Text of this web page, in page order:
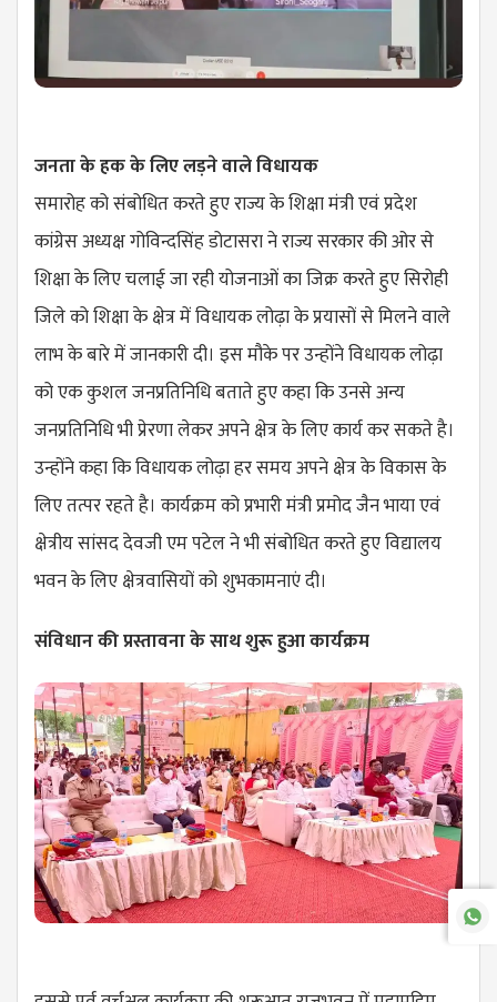
जनता के हक के लिए लड़ने वाले विधायक
समारोह को संबोधित करते हुए राज्य के शिक्षा मंत्री एवं प्रदेश
कांग्रेस अध्यक्ष गोविन्दसिंह डोटासरा ने राज्य सरकार की ओर से
शिक्षा के लिए चलाई जा रही योजनाओं का जिक्र करते हुए सिरोही
जिले को शिक्षा के क्षेत्र में विधायक लोढ़ा के प्रयासों से मिलने वाले
लाभ के बारे में जानकारी दी। इस मौके पर उन्होंने विधायक लोढ़ा
को एक कुशल जनप्रतिनिधि बताते हुए कहा कि उनसे अन्य
जनप्रतिनिधि भी प्रेरणा लेकर अपने क्षेत्र के लिए कार्य कर सकते है।
उन्होंने कहा कि विधायक लोढ़ा हर समय अपने क्षेत्र के विकास के
लिए तत्पर रहते है। कार्यक्रम को प्रभारी मंत्री प्रमोद जैन भाया एवं
क्षेत्रीय सांसद देवजी एम पटेल ने भी संबोधित करते हुए विद्यालय
भवन के लिए क्षेत्रवासियों को शुभकामनाएं दी।
संविधान की प्रस्तावना के साथ शुरू हुआ कार्यक्रम